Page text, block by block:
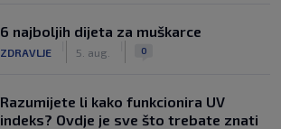
6 najboljih dijeta za muškarce
ZDRAVLJE 5. aug. 0
Razumijete li kako funkcionira UV
indeks? Ovdje je sve što trebate znati